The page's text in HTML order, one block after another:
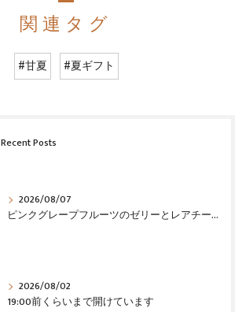
関連タグ
#甘夏 #夏ギフト
Recent Posts
2026/08/07
ピンクグレープフルーツのゼリーとレアチーズ
2026/08/02
19:00前くらいまで開けています